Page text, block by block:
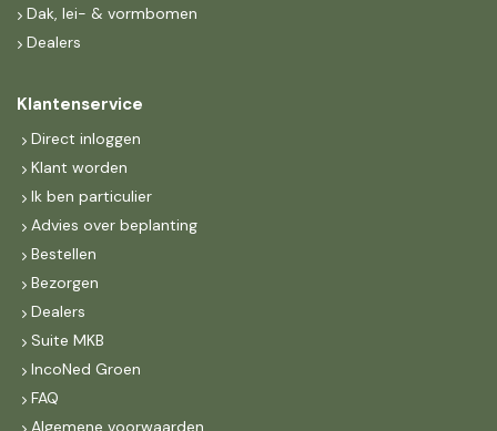
Dak, lei- & vormbomen
Dealers
Klantenservice
Direct inloggen
Klant worden
Ik ben particulier
Advies over beplanting
Bestellen
Bezorgen
Dealers
Suite MKB
IncoNed Groen
FAQ
Algemene voorwaarden